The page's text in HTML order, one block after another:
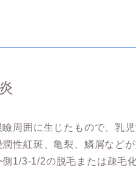
周囲に生じたもので、乳
性紅斑、亀裂、鱗屑など
1/3-1/2の脱毛または疎毛